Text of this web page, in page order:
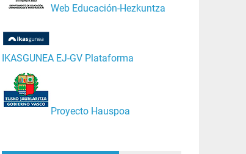
Web Educación-Hezkuntza
IKASGUNEA EJ-GV Plataforma
Proyecto Hauspoa